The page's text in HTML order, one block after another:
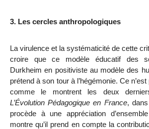
3. Les cercles anthropologiques
La virulence et la systématicité de cette
croire que ce modèle éducatif des
Durkheim en positiviste au modèle des
prétend à son tour à l’hégémonie. Ce
comme le montrent les deux
L’Évolution Pédagogique en France,
procède à une appréciation
montre qu’il prend en compte la